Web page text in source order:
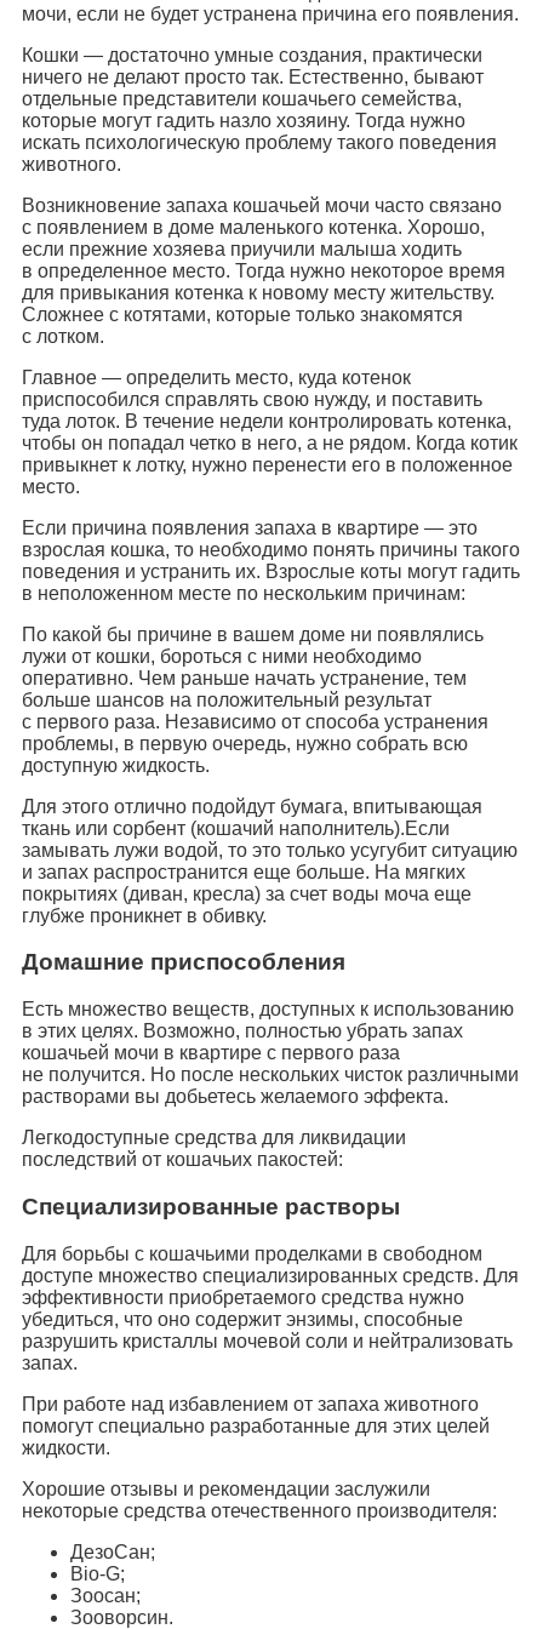
мочи, если не будет устранена причина его появления.
Кошки — достаточно умные создания, практически
ничего не делают просто так. Естественно, бывают
отдельные представители кошачьего семейства,
которые могут гадить назло хозяину. Тогда нужно
искать психологическую проблему такого поведения
животного.
Возникновение запаха кошачьей мочи часто связано
с появлением в доме маленького котенка. Хорошо,
если прежние хозяева приучили малыша ходить
в определенное место. Тогда нужно некоторое время
для привыкания котенка к новому месту жительству.
Сложнее с котятами, которые только знакомятся
с лотком.
Главное — определить место, куда котенок
приспособился справлять свою нужду, и поставить
туда лоток. В течение недели контролировать котенка,
чтобы он попадал четко в него, а не рядом. Когда котик
привыкнет к лотку, нужно перенести его в положенное
место.
Если причина появления запаха в квартире — это
взрослая кошка, то необходимо понять причины такого
поведения и устранить их. Взрослые коты могут гадить
в неположенном месте по нескольким причинам:
По какой бы причине в вашем доме ни появлялись
лужи от кошки, бороться с ними необходимо
оперативно. Чем раньше начать устранение, тем
больше шансов на положительный результат
с первого раза. Независимо от способа устранения
проблемы, в первую очередь, нужно собрать всю
доступную жидкость.
Для этого отлично подойдут бумага, впитывающая
ткань или сорбент (кошачий наполнитель).Если
замывать лужи водой, то это только усугубит ситуацию
и запах распространится еще больше. На мягких
покрытиях (диван, кресла) за счет воды моча еще
глубже проникнет в обивку.
Домашние приспособления
Есть множество веществ, доступных к использованию
в этих целях. Возможно, полностью убрать запах
кошачьей мочи в квартире с первого раза
не получится. Но после нескольких чисток различными
растворами вы добьетесь желаемого эффекта.
Легкодоступные средства для ликвидации
последствий от кошачьих пакостей:
Специализированные растворы
Для борьбы с кошачьими проделками в свободном
доступе множество специализированных средств. Для
эффективности приобретаемого средства нужно
убедиться, что оно содержит энзимы, способные
разрушить кристаллы мочевой соли и нейтрализовать
запах.
При работе над избавлением от запаха животного
помогут специально разработанные для этих целей
жидкости.
Хорошие отзывы и рекомендации заслужили
некоторые средства отечественного производителя:
ДезоСан;
Bio-G;
Зоосан;
Зооворсин.